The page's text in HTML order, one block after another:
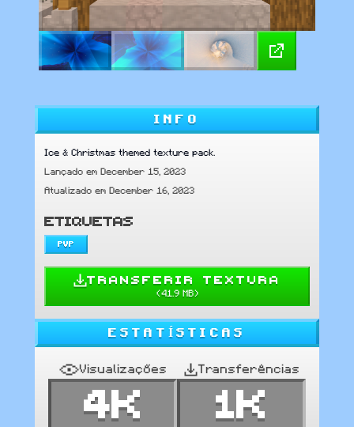
INFO
Ice & Christmas themed texture pack.
Lançado em December 15, 2023
Atualizado em December 16, 2023
ETIQUETAS
PVP
TRANSFERIR TEXTURA
(41.9 MB)
ESTATÍSTICAS
Visualizações
4K
Transferências
1K